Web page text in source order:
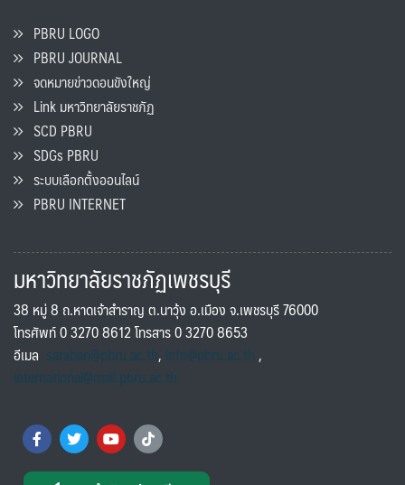
PBRU LOGO
PBRU JOURNAL
จดหมายข่าวดอนขังใหญ่
Link มหาวิทยาลัยราชภัฏ
SCD PBRU
SDGs PBRU
ระบบเลือกตั้งออนไลน์
PBRU INTERNET
มหาวิทยาลัยราชภัฏเพชรบุรี
38 หมู่ 8 ถ.หาดเจ้าสำราญ ต.นาวุ้ง อ.เมือง จ.เพชรบุรี 76000
โทรศัพท์ 0 3270 8612 โทรสาร 0 3270 8653
อีเมล saraban@pbru.ac.th, info@pbru.ac.th,
international@mail.pbru.ac.th